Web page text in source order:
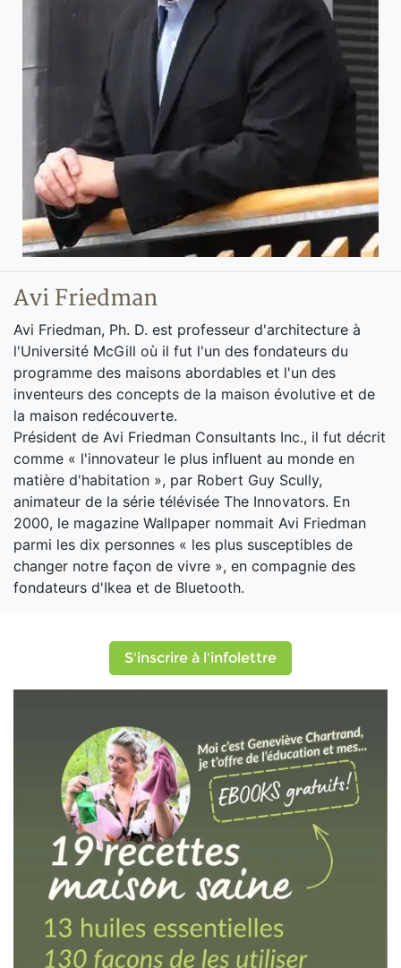
Avi Friedman
Avi Friedman, Ph. D. est professeur d'architecture à
l'Université McGill où il fut l'un des fondateurs du
programme des maisons abordables et l'un des
inventeurs des concepts de la maison évolutive et de
la maison redécouverte.
Président de Avi Friedman Consultants Inc., il fut décrit
comme « l'innovateur le plus influent au monde en
matière d'habitation », par Robert Guy Scully,
animateur de la série télévisée The Innovators. En
2000, le magazine Wallpaper nommait Avi Friedman
parmi les dix personnes « les plus susceptibles de
changer notre façon de vivre », en compagnie des
fondateurs d'Ikea et de Bluetooth.
S'inscrire à l'infolettre